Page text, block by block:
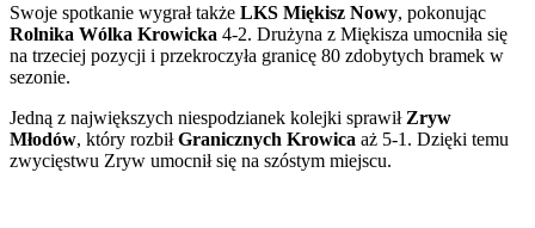
Swoje spotkanie wygrał także LKS Miękisz Nowy, pokonując
Rolnika Wólka Krowicka 4-2. Drużyna z Miękisza umocniła się
na trzeciej pozycji i przekroczyła granicę 80 zdobytych bramek w
sezonie.
Jedną z największych niespodzianek kolejki sprawił Zryw
Młodów, który rozbiłGranicznych Krowica aż 5-1. Dzięki temu
zwycięstwu Zryw umocnił się na szóstym miejscu.